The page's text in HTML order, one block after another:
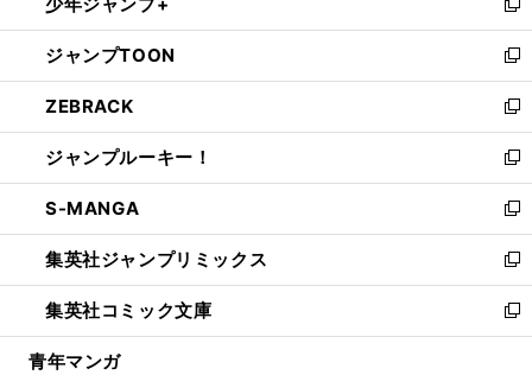
で
開
く
ド
ウ
で
開
く
ィ
ン
ド
ウ
で
開
く
い
ウ
ィ
ン
ド
ウ
で
開
く
新
し
い
ウ
ィ
ン
ド
ウ
で
開
く
ジャンプTOON
新
し
い
ウ
ィ
ン
ド
ウ
で
開
く
ZEBRACK
新
し
い
ウ
ィ
ン
ド
ウ
で
開
ジャンプルーキー！
新
し
い
ウ
ィ
ン
ド
ウ
S-MANGA
新
し
い
ウ
ィ
ン
集英社ジャンプリミックス
新
し
い
ウ
集英社コミック文庫
新
し
青年マンガ